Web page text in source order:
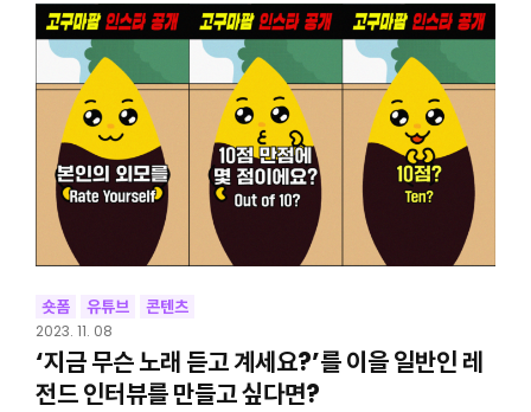
숏폼 유튜브 콘텐츠
2023. 11. 08
‘지금 무슨 노래 듣고 계세요?’를 이을 일반인 레
전드 인터뷰를 만들고 싶다면?